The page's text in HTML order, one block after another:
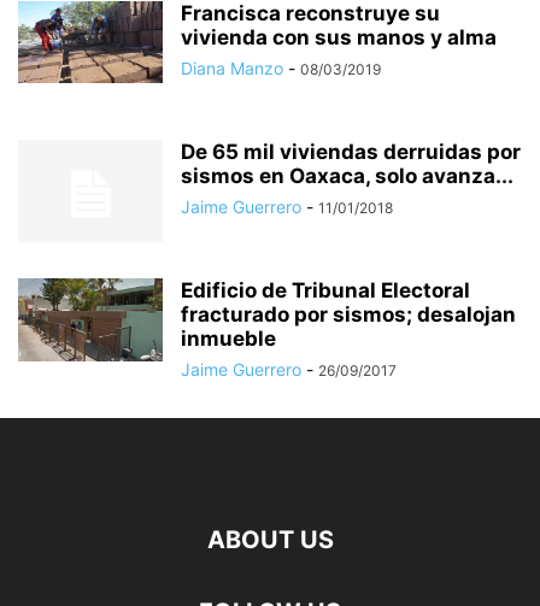
Francisca reconstruye su
vivienda con sus manos y alma
Diana Manzo - 08/03/2019
De 65 mil viviendas derruidas por
sismos en Oaxaca, solo avanza...
Jaime Guerrero - 11/01/2018
Edificio de Tribunal Electoral
fracturado por sismos; desalojan
inmueble
Jaime Guerrero - 26/09/2017
ABOUT US